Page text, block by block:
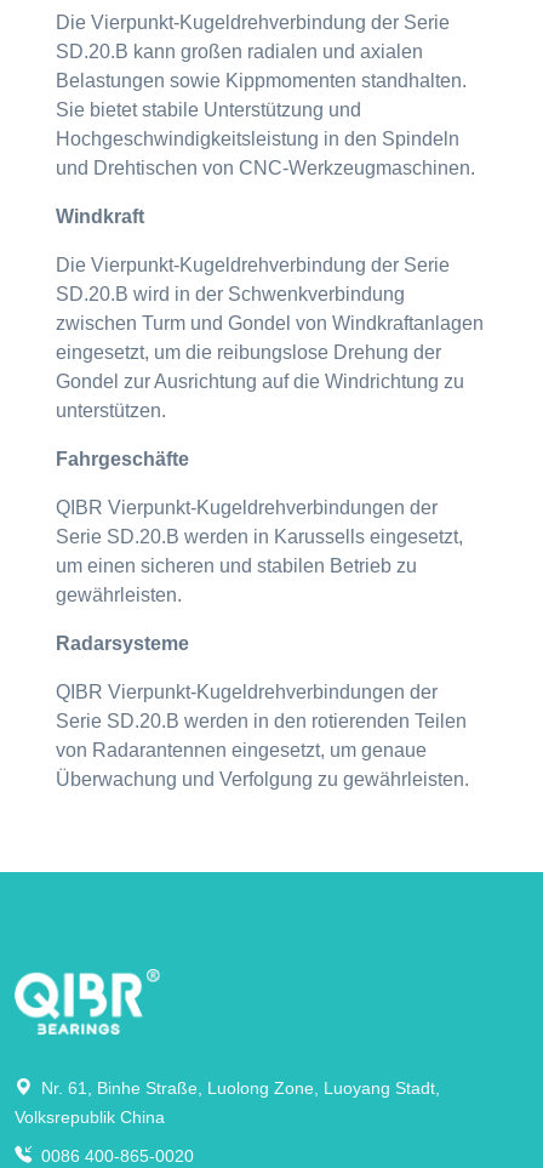
Die Vierpunkt-Kugeldrehverbindung der Serie
SD.20.B kann großen radialen und axialen
Belastungen sowie Kippmomenten standhalten.
Sie bietet stabile Unterstützung und
Hochgeschwindigkeitsleistung in den Spindeln
und Drehtischen von CNC-Werkzeugmaschinen.
Windkraft
Die Vierpunkt-Kugeldrehverbindung der Serie
SD.20.B wird in der Schwenkverbindung
zwischen Turm und Gondel von Windkraftanlagen
eingesetzt, um die reibungslose Drehung der
Gondel zur Ausrichtung auf die Windrichtung zu
unterstützen.
Fahrgeschäfte
QIBR Vierpunkt-Kugeldrehverbindungen der
Serie SD.20.B werden in Karussells eingesetzt,
um einen sicheren und stabilen Betrieb zu
gewährleisten.
Radarsysteme
QIBR Vierpunkt-Kugeldrehverbindungen der
Serie SD.20.B werden in den rotierenden Teilen
von Radarantennen eingesetzt, um genaue
Überwachung und Verfolgung zu gewährleisten.
Nr. 61, Binhe Straße, Luolong Zone, Luoyang Stadt,
Volksrepublik China
0086 400-865-0020